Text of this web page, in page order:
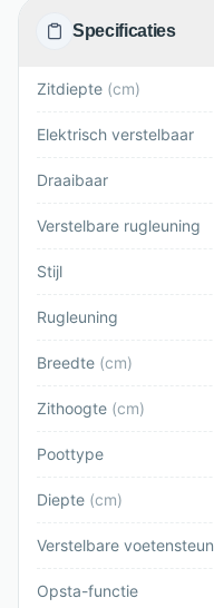
Specificaties
Zitdiepte (cm)
Elektrisch verstelbaar
Draaibaar
Verstelbare rugleuning
Stijl
Rugleuning
Breedte (cm)
Zithoogte (cm)
Poottype
Diepte (cm)
Verstelbare voetensteun
Opsta-functie